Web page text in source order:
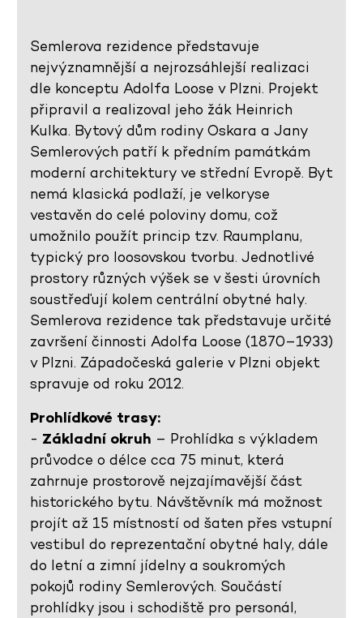
Semlerova rezidence představuje
nejvýznamnější a nejrozsáhlejší realizaci
dle konceptu Adolfa Loose v Plzni. Projekt
připravil a realizoval jeho žák Heinrich
Kulka. Bytový dům rodiny Oskara a Jany
Semlerových patří k předním památkám
moderní architektury ve střední Evropě. Byt
nemá klasická podlaží, je velkoryse
vestavěn do celé poloviny domu, což
umožnilo použít princip tzv. Raumplanu,
typický pro loosovskou tvorbu. Jednotlivé
prostory různých výšek se v šesti úrovních
soustřeďují kolem centrální obytné haly.
Semlerova rezidence tak představuje určité
završení činnosti Adolfa Loose (1870–1933)
v Plzni. Západočeská galerie v Plzni objekt
spravuje od roku 2012.
Prohlídkové trasy:
- Základní okruh – Prohlídka s výkladem
průvodce o délce cca 75 minut, která
zahrnuje prostorově nejzajímavější část
historického bytu. Návštěvník má možnost
projít až 15 místností od šaten přes vstupní
vestibul do reprezentační obytné haly, dále
do letní a zimní jídelny a soukromých
pokojů rodiny Semlerových. Součástí
prohlídky jsou i schodiště pro personál,